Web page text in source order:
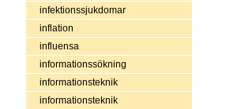
infektionssjukdomar
inflation
influensa
informationssökning
informationsteknik
informationsteknik